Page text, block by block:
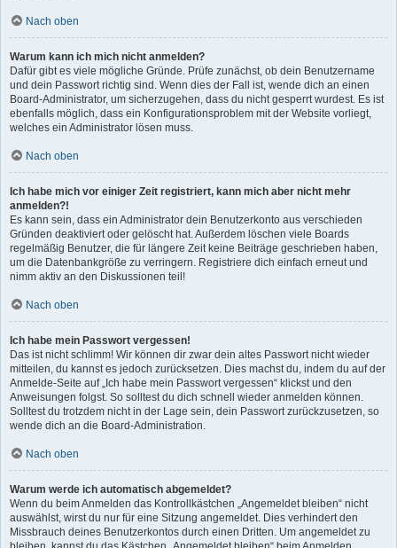
Nach oben
Warum kann ich mich nicht anmelden?
Dafür gibt es viele mögliche Gründe. Prüfe zunächst, ob dein Benutzername
und dein Passwort richtig sind. Wenn dies der Fall ist, wende dich an einen
Board-Administrator, um sicherzugehen, dass du nicht gesperrt wurdest. Es ist
ebenfalls möglich, dass ein Konfigurationsproblem mit der Website vorliegt,
welches ein Administrator lösen muss.
Nach oben
Ich habe mich vor einiger Zeit registriert, kann mich aber nicht mehr
anmelden?!
Es kann sein, dass ein Administrator dein Benutzerkonto aus verschieden
Gründen deaktiviert oder gelöscht hat. Außerdem löschen viele Boards
regelmäßig Benutzer, die für längere Zeit keine Beiträge geschrieben haben,
um die Datenbankgröße zu verringern. Registriere dich einfach erneut und
nimm aktiv an den Diskussionen teil!
Nach oben
Ich habe mein Passwort vergessen!
Das ist nicht schlimm! Wir können dir zwar dein altes Passwort nicht wieder
mitteilen, du kannst es jedoch zurücksetzen. Dies machst du, indem du auf der
Anmelde-Seite auf „Ich habe mein Passwort vergessen“ klickst und den
Anweisungen folgst. So solltest du dich schnell wieder anmelden können.
Solltest du trotzdem nicht in der Lage sein, dein Passwort zurückzusetzen, so
wende dich an die Board-Administration.
Nach oben
Warum werde ich automatisch abgemeldet?
Wenn du beim Anmelden das Kontrollkästchen „Angemeldet bleiben“ nicht
auswählst, wirst du nur für eine Sitzung angemeldet. Dies verhindert den
Missbrauch deines Benutzerkontos durch einen Dritten. Um angemeldet zu